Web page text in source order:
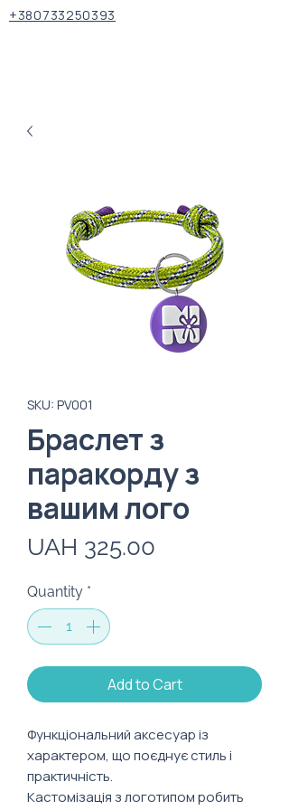
+380733250393
SKU: PV001
Браслет з
паракорду з
вашим лого
UAH 325.00
Quantity *
Add to Cart
Функціональний аксесуар із
характером, що поєднує стиль і
практичність.
Кастомізація з логотипом робить